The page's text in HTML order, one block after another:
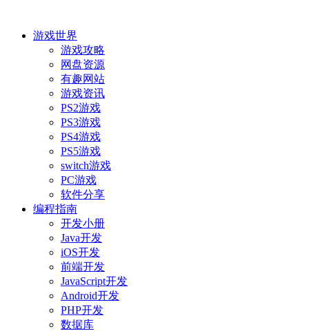
游戏世界
游戏攻略
网盘资源
有趣网站
游戏资讯
PS2游戏
PS3游戏
PS4游戏
PS5游戏
switch游戏
PC游戏
软件分享
编程指南
开发小册
Java开发
iOS开发
前端开发
JavaScript开发
Android开发
PHP开发
数据库